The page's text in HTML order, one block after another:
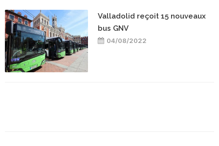
Valladolid reçoit 15 nouveaux
bus GNV
04/08/2022